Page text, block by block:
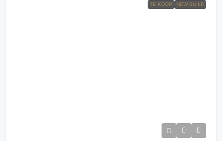
TE KOOP NEW BUILD